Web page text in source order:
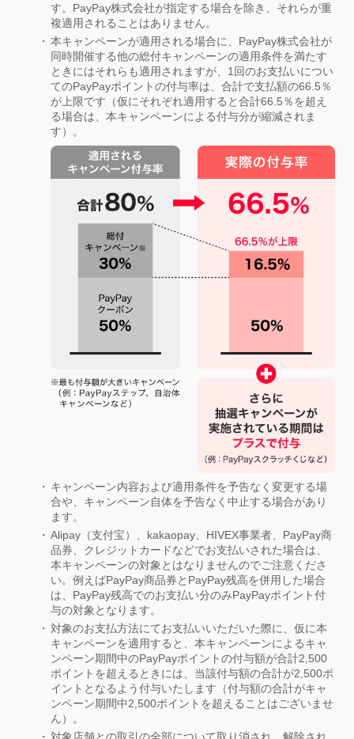
す。PayPay株式会社が指定する場合を除き、それらが重
複適用されることはありません。
本キャンペーンが適用される場合に、PayPay株式会社が
同時開催する他の総付キャンペーンの適用条件を満たす
ときにはそれらも適用されますが、1回のお支払いについ
てのPayPayポイントの付与率は、合計で支払額の66.5％
が上限です（仮にそれぞれ適用すると合計66.5％を超え
る場合は、本キャンペーンによる付与分が縮減されま
す）。
キャンペーン内容および適用条件を予告なく変更する場
合や、キャンペーン自体を予告なく中止する場合があり
ます。
Alipay（支付宝）、kakaopay、HIVEX事業者、PayPay商
品券、クレジットカードなどでお支払いされた場合は、
本キャンペーンの対象とはなりませんのでご注意くださ
い。例えばPayPay商品券とPayPay残高を併用した場合
は、PayPay残高でのお支払い分のみPayPayポイント付
与の対象となります。
対象のお支払方法にてお支払いいただいた際に、仮に本
キャンペーンを適用すると、本キャンペーンによるキャ
ンペーン期間中のPayPayポイントの付与額が合計2,500
ポイントを超えるときには、当該付与額の合計が2,500ポ
イントとなるよう付与いたします（付与額の合計がキャ
ンペーン期間中2,500ポイントを超えることはございませ
ん）。